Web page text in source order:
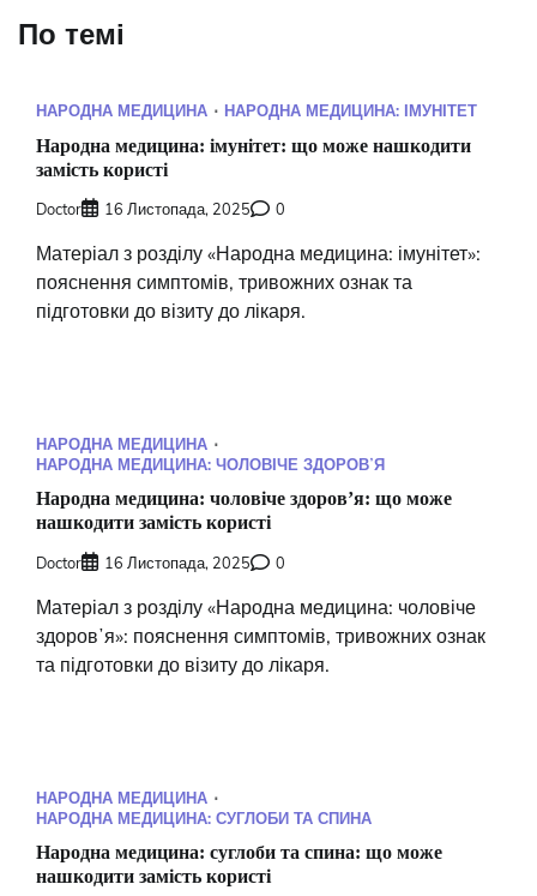
По темі
НАРОДНА МЕДИЦИНА НАРОДНА МЕДИЦИНА: ІМУНІТЕТ
Народна медицина: імунітет: що може нашкодити
замість користі
Doctor 16 Листопада, 2025 0
Матеріал з розділу «Народна медицина: імунітет»:
пояснення симптомів, тривожних ознак та
підготовки до візиту до лікаря.
НАРОДНА МЕДИЦИНА
НАРОДНА МЕДИЦИНА: ЧОЛОВІЧЕ ЗДОРОВʼЯ
Народна медицина: чоловіче здоровʼя: що може
нашкодити замість користі
Doctor 16 Листопада, 2025 0
Матеріал з розділу «Народна медицина: чоловіче
здоровʼя»: пояснення симптомів, тривожних ознак
та підготовки до візиту до лікаря.
НАРОДНА МЕДИЦИНА
НАРОДНА МЕДИЦИНА: СУГЛОБИ ТА СПИНА
Народна медицина: суглоби та спина: що може
нашкодити замість користі